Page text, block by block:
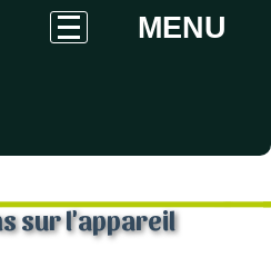
MENU
sur l'appareil